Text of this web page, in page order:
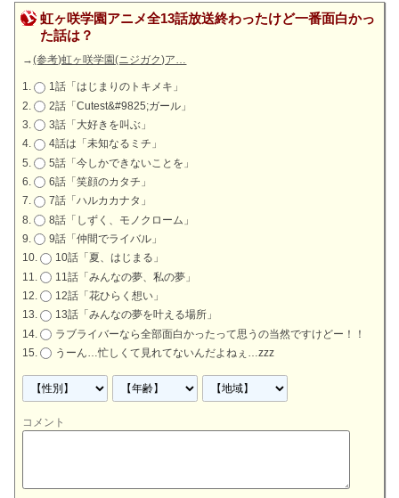
虹ヶ咲学園アニメ全13話放送終わったけど一番面白かっ
た話は？
→(参考)虹ヶ咲学園(ニジガク)ア…
1話「はじまりのトキメキ」
2話「Cutest&#9825;ガール」
3話「大好きを叫ぶ」
4話は「未知なるミチ」
5話「今しかできないことを」
6話「笑顔のカタチ」
7話「ハルカカナタ」
8話「しずく、モノクローム」
9話「仲間でライバル」
10話「夏、はじまる」
11話「みんなの夢、私の夢」
12話「花ひらく想い」
13話「みんなの夢を叶える場所」
ラブライバーなら全部面白かったって思うの当然ですけどー！！
うーん…忙しくて見れてないんだよねぇ…zzz
コメント